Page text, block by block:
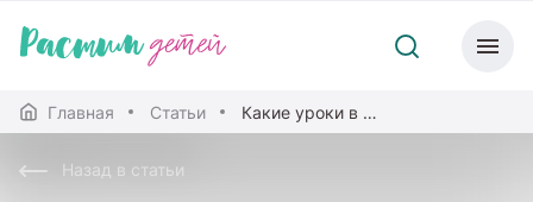
Главная Статьи Какие уроки в начальной школе самые важные?
Назад в статьи